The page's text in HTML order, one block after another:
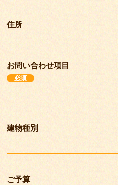
住所
お問い合わせ項目
必須
建物種別
ご予算